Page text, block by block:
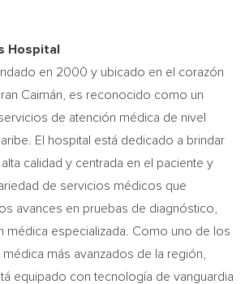
Hospital
en 2000 y ubicado en el corazón
Caimán, es reconocido como un
de atención médica de nivel
El hospital está dedicado a brindar
calidad y centrada en el paciente y
de servicios médicos que
avances en pruebas de diagnóstico,
médica especializada. Como uno de los
más avanzados de la región,
equipado con tecnología de vanguardia